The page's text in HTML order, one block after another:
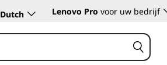
Dutch Lenovo Pro voor uw bedrijf